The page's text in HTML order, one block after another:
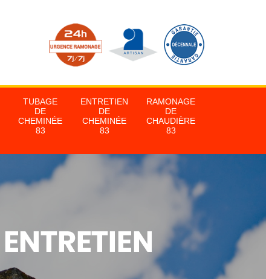
TUBAGE
DE
CHEMINÉE
83
ENTRETIEN
DE
CHEMINÉE
83
RAMONAGE
DE
CHAUDIÈRE
83